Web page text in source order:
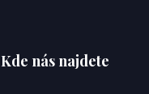
Kde nás najdete